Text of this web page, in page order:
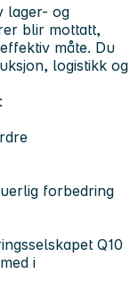
lager- og
blir mottatt,
måte. Du
logistikk og
forbedring
Q10
i